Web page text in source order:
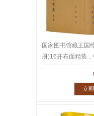
国家图书馆藏王国
册)16开布面精装
往还书札共1543
立